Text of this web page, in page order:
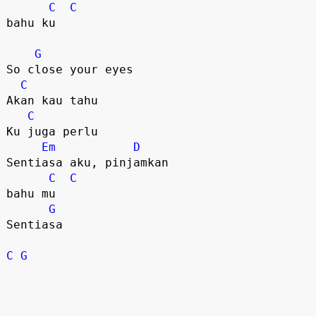
C
C
bahu ku
G
So close your eyes
C
Akan kau tahu
C
Ku juga perlu
Em
D
Sentiasa aku, pinjamkan
C
C
bahu mu
G
Sentiasa
C G